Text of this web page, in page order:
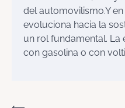
del automovilismo.Y
evoluciona hacia la
un rol fundamental. La
con gasolina o con